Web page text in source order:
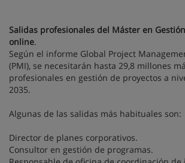
Salidas profesionales del Máster en
online.
Según el informe Global Project
(PMI), se necesitarán hasta 29,8 millones
profesionales en gestión de proyectos a
2035.
Algunas de las salidas más habituales son:
Director de planes corporativos.
Consultor en gestión de programas.